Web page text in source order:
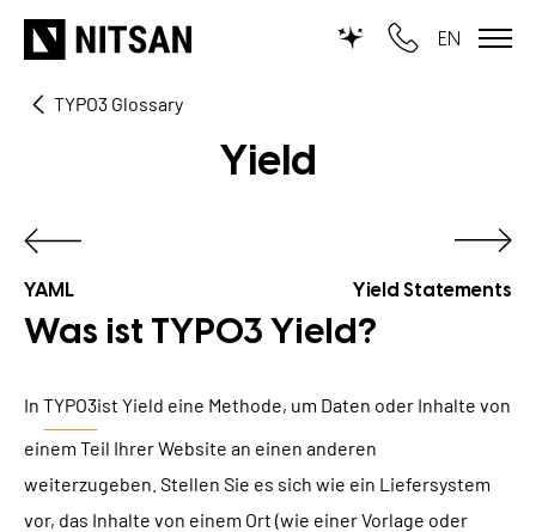
EN
WIR MACHEN TYPO3...
für öffentliche Einrichtungen
TYPO3 Upgrade Service
REFERENZEN
UNSERE PREISE
TYPO3 Glossary
Yield
YAML Yield Statements
Was ist TYPO3 Yield?
In TYPO3ist Yield eine Methode, um Daten oder Inhalte von
einem Teil Ihrer Website an einen anderen
weiterzugeben. Stellen Sie es sich wie ein Liefersystem
vor, das Inhalte von einem Ort (wie einer Vorlage oder